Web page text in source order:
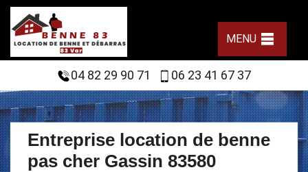
MENU
04 82 29 90 71 06 23 41 67 37
Entreprise location de benne
pas cher Gassin 83580